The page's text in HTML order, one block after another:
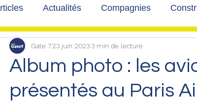
Actualités Compagnies
de Gate7 album photo
Reportages
Album photo : les
présentés au Paris
Gate 723 juin 20233 min de lecture